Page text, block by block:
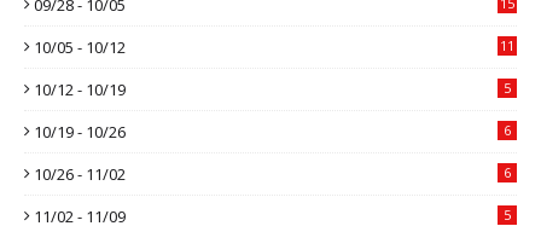
09/28 - 10/05
10/05 - 10/12 11
10/12 - 10/19 5
10/19 - 10/26 6
10/26 - 11/02 6
11/02 - 11/09 5